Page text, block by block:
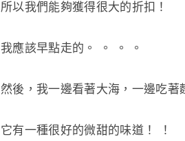
所以我們能夠獲得很大的折扣！
我應該早點走的。 。 。 。
然後，我一邊看著大海，一邊吃著
它有一種很好的微甜的味道！ ！